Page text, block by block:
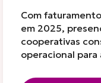
Com
em 2025,
cooperativas
operacional